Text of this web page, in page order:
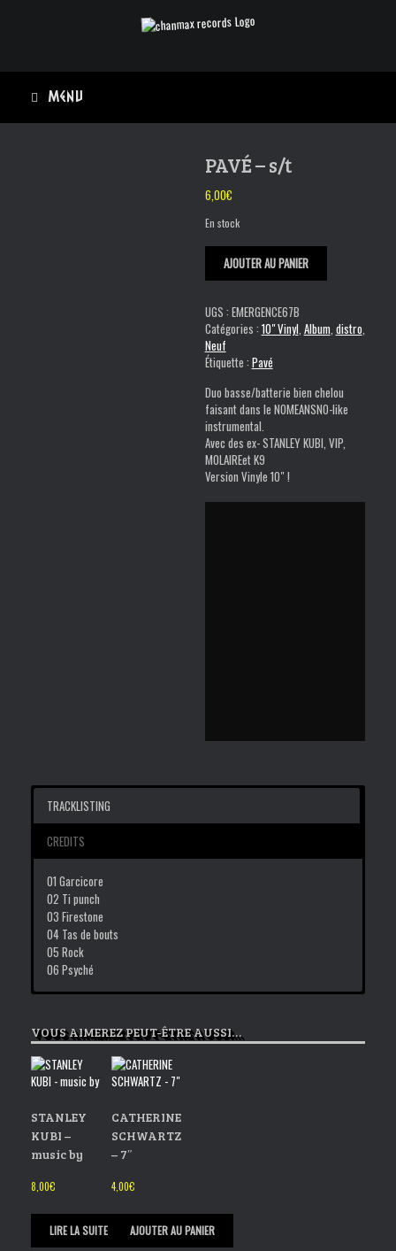
Menu
PAVÉ – s/t
6,00€
En stock
PAVÉ
-
s/t
AJOUTER AU PANIER
UGS : EMERGENCE67B
Catégories : 10" Vinyl Album distro
Neuf
Étiquette : Pavé
Duo basse/batterie bien chelou
faisant dans le NOMEANSNO-like
instrumental.
Avec des ex- STANLEY KUBI, VIP,
MOLAIREet K9
Version Vinyle 10″ !
TRACKLISTING
CREDITS
01 Garcicore
02 Ti punch
03 Firestone
04 Tas de bouts
05 Rock
06 Psyché
Emergence / I Love Cops / En Veux Tu ? En V’là ! / PaVé 2012
VOUS AIMEREZ PEUT-ÊTRE AUSSI…
STANLEY
KUBI –
music by
8,00€
LIRE LA SUITE
CATHERINE
SCHWARTZ
– 7″
4,00€
AJOUTER AU PANIER